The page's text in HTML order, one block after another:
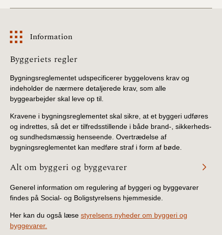
Information
Information
Byggeriets regler
Bygningsreglementet udspecificerer byggelovens krav og
indeholder de nærmere detaljerede krav, som alle
byggearbejder skal leve op til.
Kravene i bygningsreglementet skal sikre, at et byggeri udføres
og indrettes, så det er tilfredsstillende i både brand-, sikkerheds-
og sundhedsmæssig henseende. Overtrædelse af
bygningsreglementet kan medføre straf i form af bøde.
Alt om byggeri og byggevarer
Generel information om regulering af byggeri og byggevarer
findes på Social- og Boligstyrelsens hjemmeside.
Her kan du også læse styrelsens nyheder om byggeri og
byggevarer.